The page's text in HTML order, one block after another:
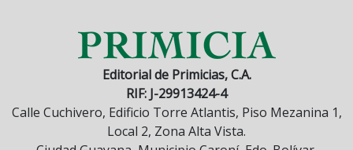
Editorial de Primicias, C.A.
RIF: J-29913424-4
Calle Cuchivero, Edificio Torre Atlantis, Piso Mezanina 1,
Local 2, Zona Alta Vista.